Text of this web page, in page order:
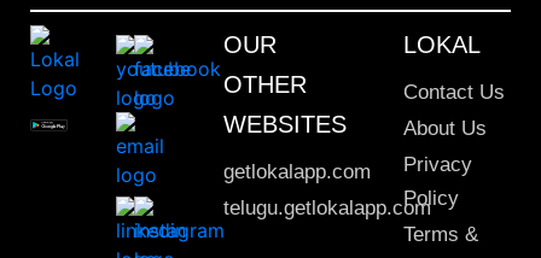
OUR
OTHER
WEBSITES
getlokalapp.com
telugu.getlokalapp.com
LOKAL
Contact Us
About Us
Privacy
Policy
Terms &